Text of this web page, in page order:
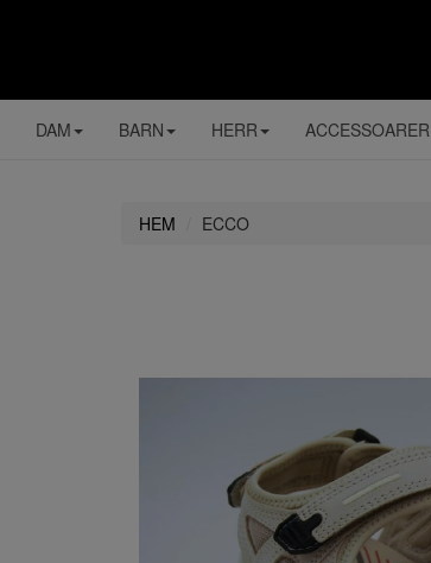
DAM BARN HERR ACCESSOARER
HEM ECCO